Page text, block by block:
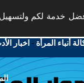
خدمة لكم
أنباء المرأة - اخبار